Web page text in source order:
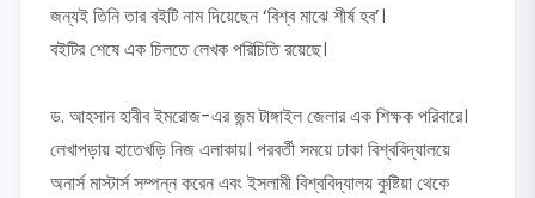
জন্যই তিনি তার বইটি নাম দিয়েছেন ‘বিশ্ব মাঝে শীর্ষ হব’।
বইটির শেষে এক চিলতে লেখক পরিচিতি রয়েছে।
ড. আহসান হাবীব ইমরোজ-এর জন্ম টাঙ্গাইল জেলার এক শিক্ষক পরিবারে।
লেখাপড়ায় হাতেখড়ি নিজ এলাকায়। পরবর্তী সময়ে ঢাকা বিশ্ববিদ্যালয়ে
অনার্স মাস্টার্স সম্পন্ন করেন এবং ইসলামী বিশ্ববিদ্যালয় কুষ্টিয়া থেকে